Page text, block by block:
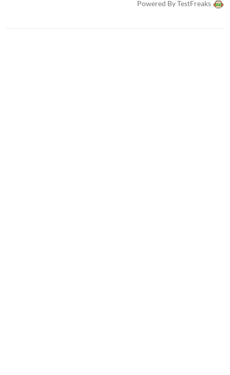
Powered By TestFreaks